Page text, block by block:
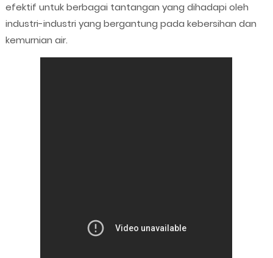
efektif untuk berbagai tantangan yang dihadapi oleh
industri-industri yang bergantung pada kebersihan dan
kemurnian air.